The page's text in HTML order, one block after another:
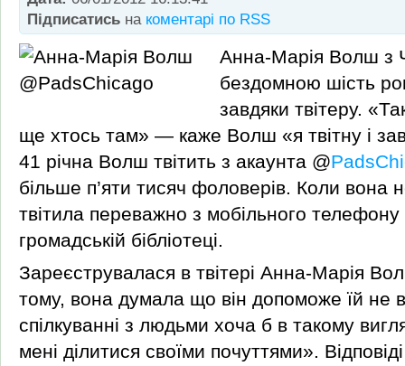
Підписатись на коментарі по RSS
Анна-Марія Волш з
бездомною шість
завдяки твітеру.
ще хтось там» — каже Волш «я твітну і
41 річна Волш твітить з акаунта @
більше п’яти тисяч фоловерів. Коли вона
твітила переважно з мобільного
громадській бібліотеці.
Зареєструвалася в твітері Анна-Марія
тому, вона думала що він допоможе їй не
спілкуванні з людьми хоча б в такому
мені ділитися своїми почуттями».